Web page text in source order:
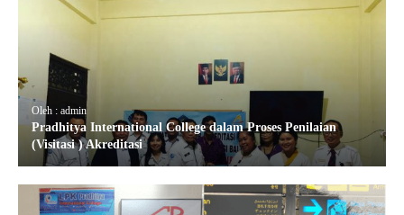
Oleh : admin
Pradhitya International College dalam Proses Penilaian
(Visitasi ) Akreditasi